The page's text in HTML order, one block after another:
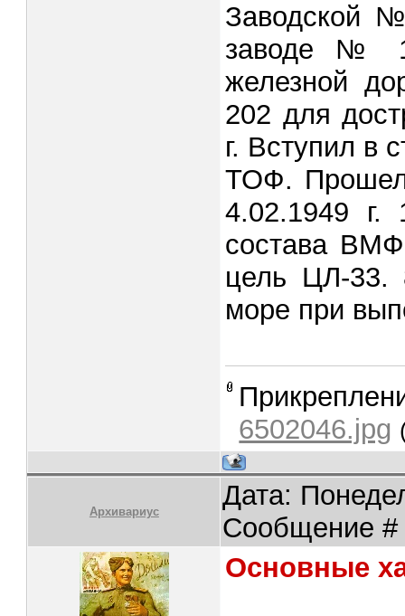
Заводской
заводе №
железной
202 для
г. Вступил в
ТОФ. Прошел
4.02.1949 г.
состава
цель ЦЛ-33.
море при
6502046.jpg
Архивариус
Дата:
Сообщение
Основные